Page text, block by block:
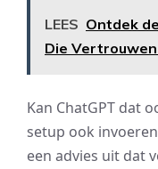
LEES Ontdek
Die Vertrouwen
Kan ChatGPT dat
setup ook
een advies uit dat